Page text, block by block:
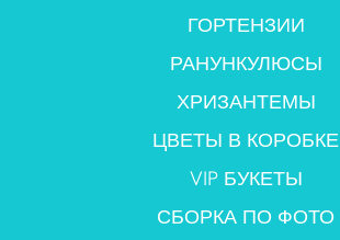
ГОРТЕНЗИИ
РАНУНКУЛЮСЫ
ХРИЗАНТЕМЫ
ЦВЕТЫ В КОРОБКЕ
VIP БУКЕТЫ
СБОРКА ПО ФОТО